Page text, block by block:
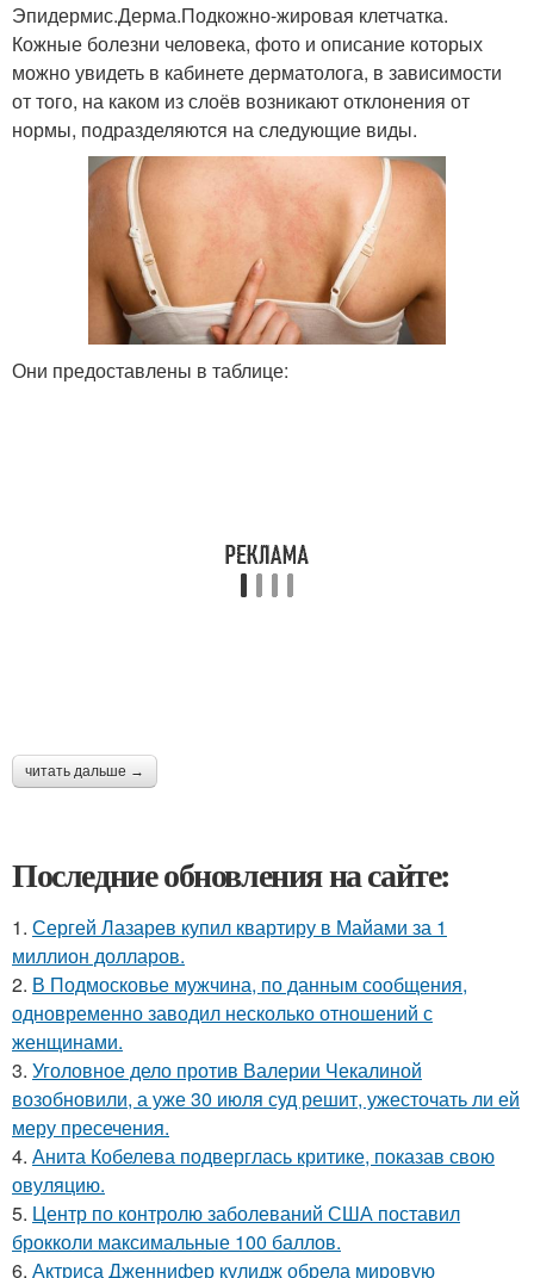
Эпидермис.Дерма.Подкожно-жировая клетчатка.
Кожные болезни человека, фото и описание которых
можно увидеть в кабинете дерматолога, в зависимости
от того, на каком из слоёв возникают отклонения от
нормы, подразделяются на следующие виды.
Они предоставлены в таблице:
читать дальше →
Последние обновления на сайте:
1. Сергей Лазарев купил квартиру в Майами за 1
миллион долларов.
2. В Подмосковье мужчина, по данным сообщения,
одновременно заводил несколько отношений с
женщинами.
3. Уголовное дело против Валерии Чекалиной
возобновили, а уже 30 июля суд решит, ужесточать ли ей
меру пресечения.
4. Анита Кобелева подверглась критике, показав свою
овуляцию.
5. Центр по контролю заболеваний США поставил
брокколи максимальные 100 баллов.
6. Актриса Дженнифер кулидж обрела мировую